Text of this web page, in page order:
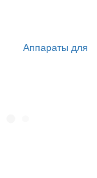
Аппараты для